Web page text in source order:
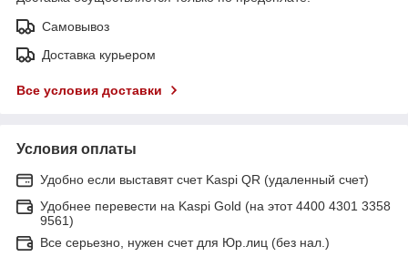
Самовывоз
Доставка курьером
Все условия доставки
Условия оплаты
Удобно если выставят счет Kaspi QR (удаленный счет)
Удобнее перевести на Kaspi Gold (на этот 4400 4301 3358
9561)
Все серьезно, нужен счет для Юр.лиц (без нал.)